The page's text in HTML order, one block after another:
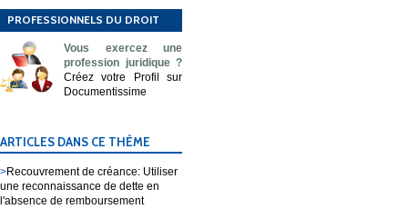
PROFESSIONNELS DU DROIT
Vous exercez une
profession juridique ?
Créez votre Profil sur
Documentissime
ARTICLES DANS CE THÈME
>Recouvrement de créance: Utiliser
une reconnaissance de dette en
l'absence de remboursement